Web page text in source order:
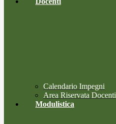
Calendario Impegni
Area Riservata Docenti
Modulistica